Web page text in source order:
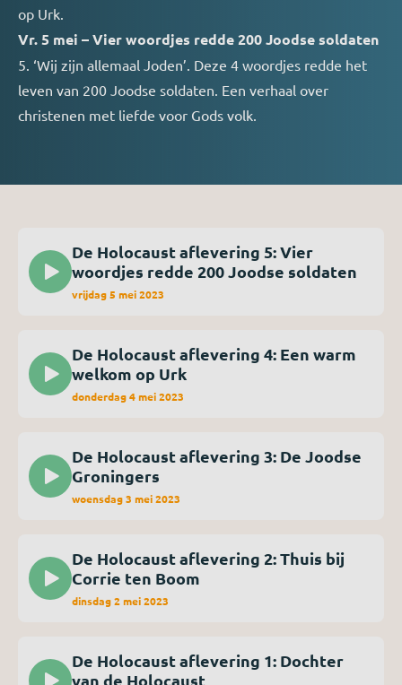
op Urk.
Vr. 5 mei – Vier woordjes redde 200 Joodse soldaten
5. ‘Wij zijn allemaal Joden’. Deze 4 woordjes redde het
leven van 200 Joodse soldaten. Een verhaal over
christenen met liefde voor Gods volk.
De Holocaust aflevering 5: Vier
woordjes redde 200 Joodse soldaten
vrijdag 5 mei 2023
De Holocaust aflevering 4: Een warm
welkom op Urk
donderdag 4 mei 2023
De Holocaust aflevering 3: De Joodse
Groningers
woensdag 3 mei 2023
De Holocaust aflevering 2: Thuis bij
Corrie ten Boom
dinsdag 2 mei 2023
De Holocaust aflevering 1: Dochter
van de Holocaust